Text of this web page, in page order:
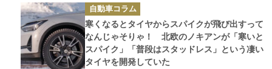
カ
テ
ゴ
リ
ー
自動車コラム
寒くなるとタイヤからスパイクが飛び出すって
なんじゃそりゃ！ 北欧のノキアンが「寒いと
スパイク」「普段はスタッドレス」という凄い
タイヤを開発していた